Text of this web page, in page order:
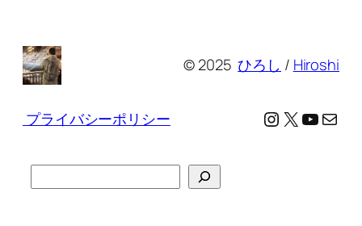
© 2025ひろし / Hiroshi
プライバシーポリシー Instagram
X メール
索